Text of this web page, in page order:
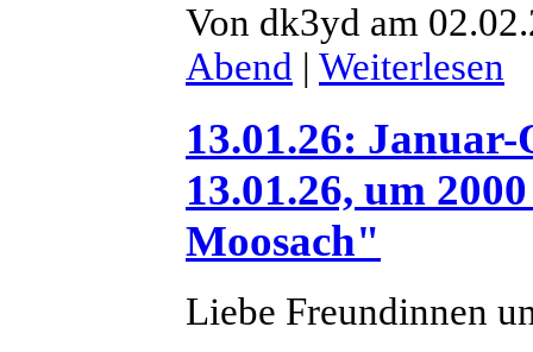
Von dk3yd am
Abend | Weiterlesen
13.01.26:
13.01.26, um
Moosach"
Liebe Freundinnen